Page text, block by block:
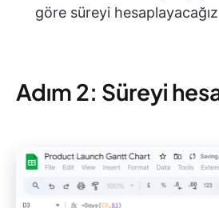
göre süreyi hesaplayacağız
Adım 2: Süreyi